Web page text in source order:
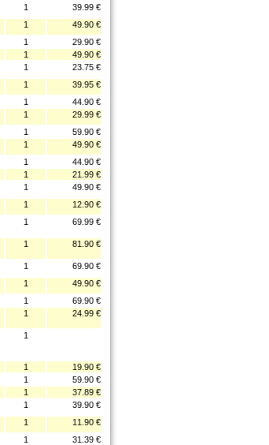
1
39.99 €
1
49.90 €
1
29.90 €
1
49.90 €
1
23.75 €
1
39.95 €
1
44.90 €
1
29.99 €
1
59.90 €
1
49.90 €
1
44.90 €
1
21.99 €
1
49.90 €
1
12.90 €
1 69.99 €
1 81.90 €
1
69.90 €
1
49.90 €
1
69.90 €
1 24.99 €
1
1
19.90 €
1
59.90 €
1
37.89 €
1
39.90 €
1
11.90 €
1
31.39 €